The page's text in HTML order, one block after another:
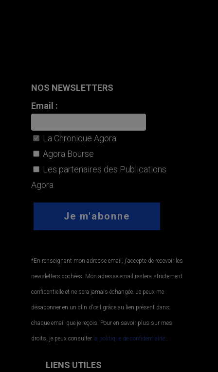
NOS NEWSLETTERS
Email :
La Chronique Agora
Agora Bourse
Les partenaires des Publications
Agora
*En renseignant mon adresse email, j'accepte de recevoir les
newsletters cochées. Mon adresse email restera strictement
confidentielle et ne sera jamais échangée. Je peux me
désabonner en un clin d'œil grâce au lien présent dans
chaque email que je reçois. Pour en savoir plus sur mes
droits, je peux consulter la politique de confidentialité..
LIENS UTILES